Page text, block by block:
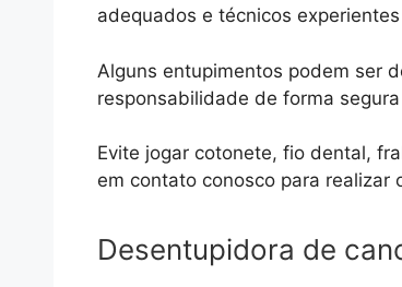
adequados e técnicos
Alguns entupimentos podem ser
responsabilidade de forma
Evite jogar cotonete, fio dental,
em contato conosco para
Desentupidora de